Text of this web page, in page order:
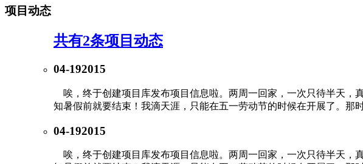
项目动态
共有2条项目动态
04-192015
唉，终于创建项目库发布项目信息啦。两周一回家，一次只待半天，
知暑假前就要结束！我滴天涯，只能在五一劳动节的时候在开展了。那
04-192015
唉，终于创建项目库发布项目信息啦。两周一回家，一次只待半天，